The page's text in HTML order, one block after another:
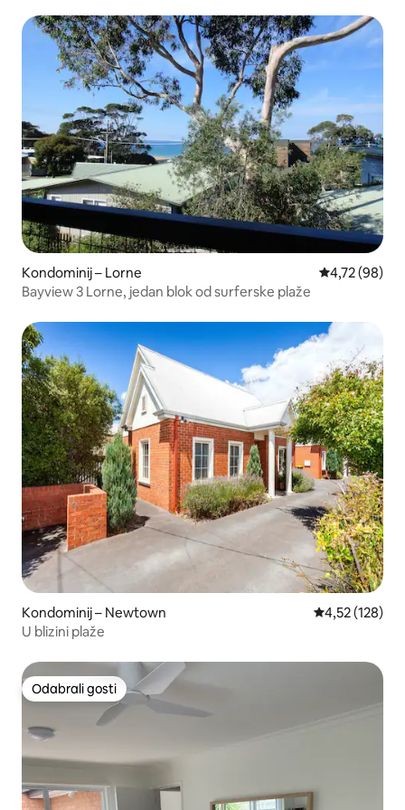
Kondominij – Lorne Prosječna
4,72 (98)
Bayview 3 Lorne, jedan blok od surferske plaže
Kondominij – Newtown Prosječna
4,52 (128)
U blizini plaže
Odabrali gosti
Odabrali gosti